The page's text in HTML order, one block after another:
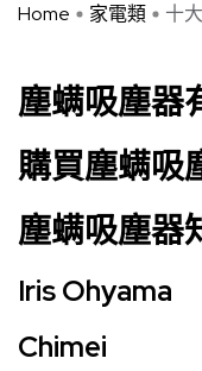
Home 家電類 十
塵螨吸塵器
購買塵螨吸
塵螨吸塵器
Iris Ohyama
Chimei